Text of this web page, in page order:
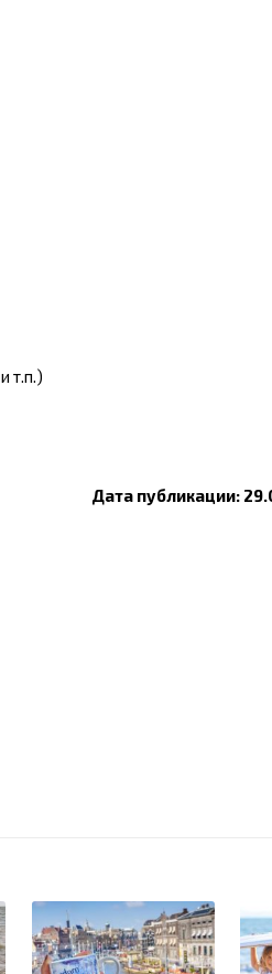
т.п.)
Дата публикации: